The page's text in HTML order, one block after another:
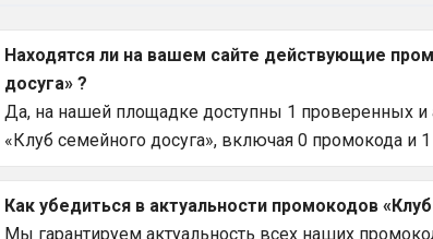
Находятся ли на вашем сайте действующие
досуга» ?
Да, на нашей площадке доступны 1 проверенных и
«Клуб семейного досуга», включая 0 промокода и
Как убедиться в актуальности промокодов
Мы гарантируем актуальность всех наших